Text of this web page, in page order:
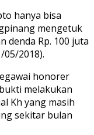
hanya bisa
mengetuk
denda Rp. 100 juta
2018).
honorer
melakukan
Kh yang masih
sekitar bulan